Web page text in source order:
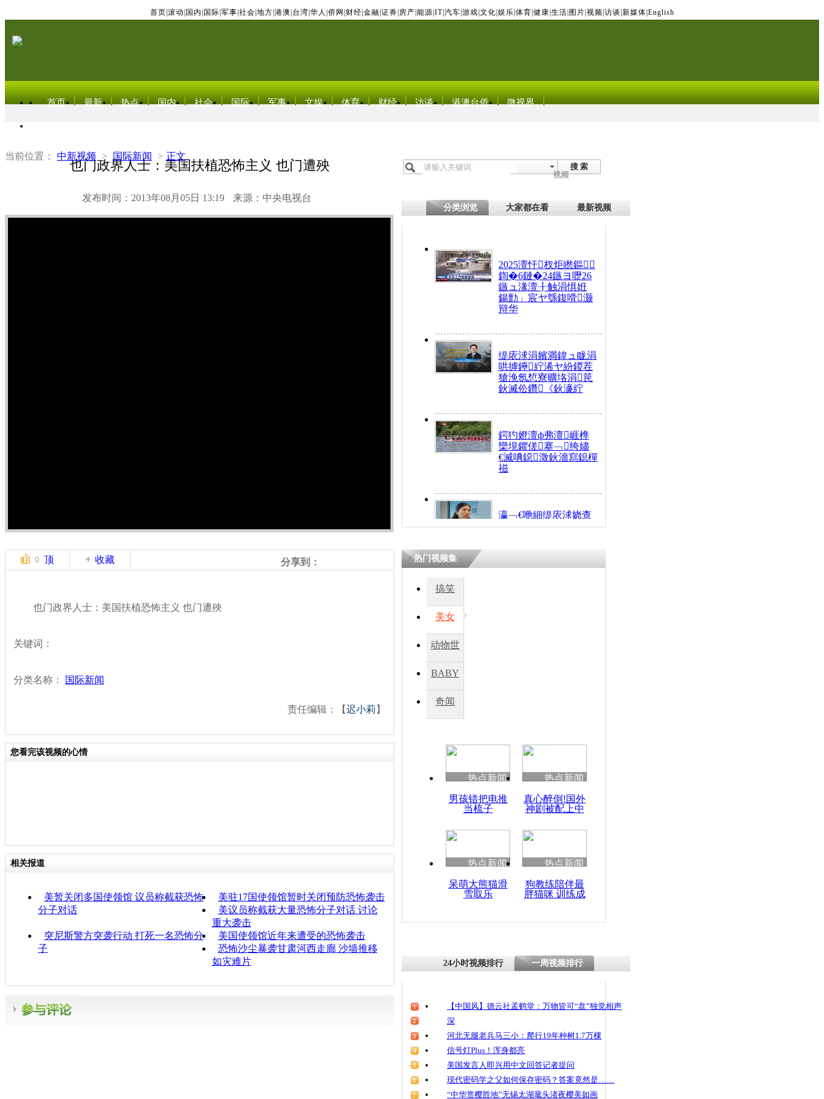
首页 滚动 国内 国际 军事 社会 地方 港澳 台湾 华人 侨网 财经 金融 证券 房产 能源 IT| 汽车 游戏 文化 娱乐 体育 健康 生活 图片 视频 访谈 新媒体 English
首页 最新 热点 国内 社会 国际 军事 文娱 体育 财经 访谈 港澳台侨 微视界
当前位置： 中新视频 > 国际新闻 > 正文
也门政界人士：美国扶植恐怖主义 也门遭殃
发布时间：2013年08月05日 13:19 来源：中央电视台
搜 索
视频
分类浏览 大家都在看 最新视频
2025澶忓杈炬矁鏂
鍧�6鏈�24鏃ヨ嚦26
鏃ュ湪澶╂触涓惧姙
鍚勯」宸ヤ綔鍑嗗灏
辩华
缇庡浗涓嬪満鍏ュ眬涓
哄摢鑸紵浠ヤ紛鍐茬
獊浼氬惁寮曠垎涓笢
鈥滅伀鑽《鈥濓紵
鍔犳嬁澶ф弗澶崕榫
欒垷鑺傞搴﹁绔嬧
€滅唺鐚澂鈥濇寫鎴樿
禌
瀛﹁€咃細缇庡浗娆查
€间笢鍗椾簹涓庝腑鍥
瘑灞€
0 顶 收藏 分享到：
也门政界人士：美国扶植恐怖主义 也门遭殃
关键词：
分类名称： 国际新闻
责任编辑：【迟小莉 】
您看完该视频的心情
相关报道
美暂关闭多国使领馆 议员称截获恐怖
分子对话
美驻17国使领馆暂时关闭预防恐怖袭击
美议员称截获大量恐怖分子对话 讨论
重大袭击
突尼斯警方突袭行动 打死一名恐怖分
子
美国使领馆近年来遭受的恐怖袭击
恐怖沙尘暴袭甘肃河西走廊 沙墙推移
如灾难片
热门视频集
搞笑
美女
动物世
BABY
秀
奇闻
热点新闻
男孩错把电推
当梳子
热点新闻
真心醉倒!国外
神剧被配上中
热点新闻
呆萌大熊猫滑
雪取乐
热点新闻
狗教练陪伴最
胖猫咪 训练成
24小时视频排行 一周视频排行
【中国风】德云社孟鹤堂：万物皆可“盘”独觉相声
深
河北无腿老兵马三小：爬行19年种树1.7万棵
信号灯Plus！浑身都亮
美国发言人即兴用中文回答记者提问
现代密码学之父如何保存密码？答案竟然是……
“中华赏樱胜地”无锡太湖鼋头渚夜樱美如画